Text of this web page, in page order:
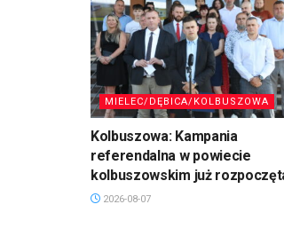
MIELEC/DĘBICA/KOLBUSZOWA
Kolbuszowa: Kampania
referendalna w powiecie
kolbuszowskim już
2026-08-07